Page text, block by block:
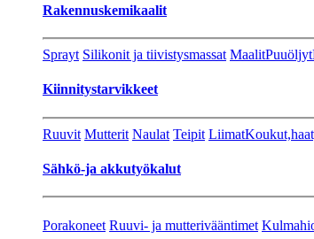
Rakennuskemikaalit
Sprayt Silikonit ja tiivistysmassat MaalitPuuöljyt
Kiinnitystarvikkeet
Ruuvit Mutterit Naulat Teipit Liimat
Sähkö-ja akkutyökalut
Porakoneet Ruuvi- ja mutterivääntimet